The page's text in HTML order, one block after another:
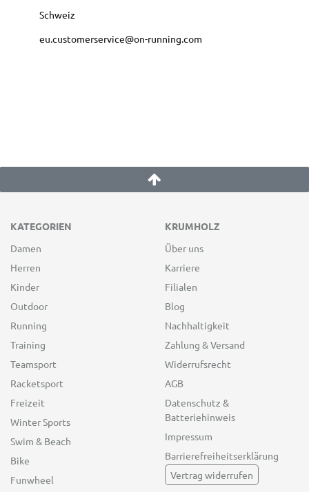
Schweiz
eu.customerservice@on-running.com
KATEGORIEN
Damen
Herren
Kinder
Outdoor
Running
Training
Teamsport
Racketsport
Freizeit
Winter Sports
Swim & Beach
Bike
Funwheel
KRUMHOLZ
Über uns
Karriere
Filialen
Blog
Nachhaltigkeit
Zahlung & Versand
Widerrufsrecht
AGB
Datenschutz &
Batteriehinweis
Impressum
Barrierefreiheitserklärung
Vertrag widerrufen